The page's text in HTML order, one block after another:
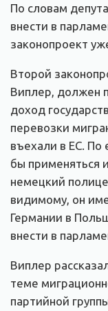
По словам
внести в
законопроект
Второй
Виплер, должен
доход
перевозки
въехали в ЕС. По
бы применяться
немецкий
видимому, он
Германии в
внести в
Виплер
теме
партийной